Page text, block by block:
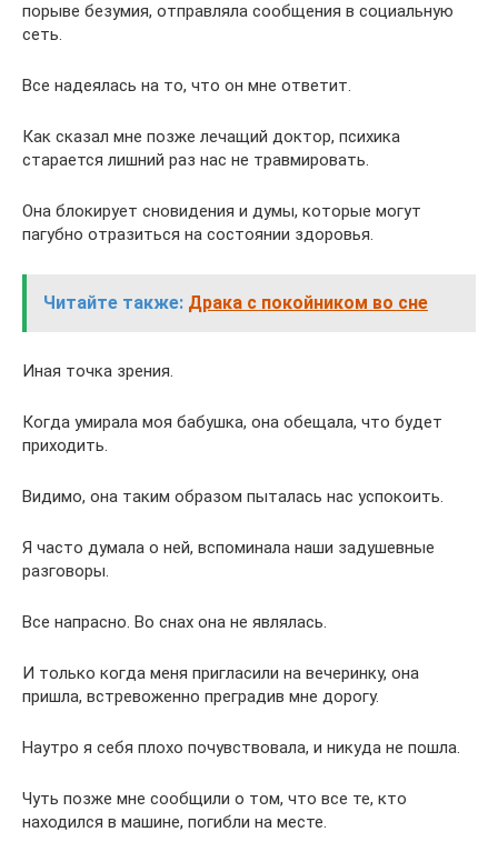
порыве безумия, отправляла сообщения в социальную
сеть.
Все надеялась на то, что он мне ответит.
Как сказал мне позже лечащий доктор, психика
старается лишний раз нас не травмировать.
Она блокирует сновидения и думы, которые могут
пагубно отразиться на состоянии здоровья.
Читайте также: Драка с покойником во сне
Иная точка зрения.
Когда умирала моя бабушка, она обещала, что будет
приходить.
Видимо, она таким образом пыталась нас успокоить.
Я часто думала о ней, вспоминала наши задушевные
разговоры.
Все напрасно. Во снах она не являлась.
И только когда меня пригласили на вечеринку, она
пришла, встревоженно преградив мне дорогу.
Наутро я себя плохо почувствовала, и никуда не пошла.
Чуть позже мне сообщили о том, что все те, кто
находился в машине, погибли на месте.